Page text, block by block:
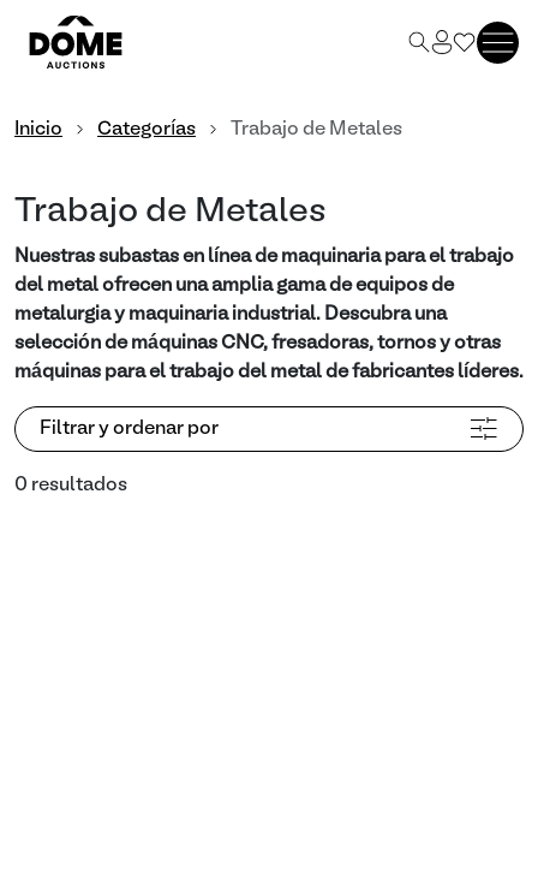
Inicio Categorías Trabajo de Metales
Trabajo de Metales
Nuestras subastas en línea de maquinaria para el trabajo
del metal ofrecen una amplia gama de equipos de
metalurgia y maquinaria industrial. Descubra una
selección de máquinas CNC, fresadoras, tornos y otras
máquinas para el trabajo del metal de fabricantes líderes.
Filtrar y ordenar por
0 resultados